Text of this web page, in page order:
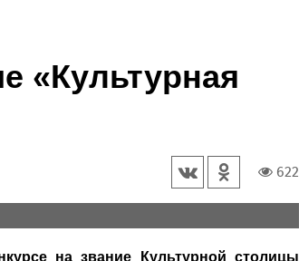
«Культурная
622
на звание Культурной столицы